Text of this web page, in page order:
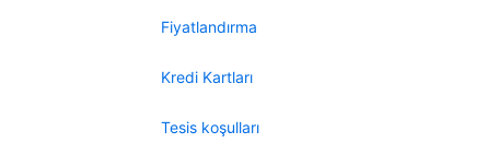
Fiyatlandırma
Kredi Kartları
Tesis koşulları